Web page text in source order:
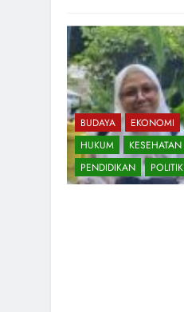
BUDAYA EKONOMI
HUKUM
KESEHATAN
PENDIDIKAN
POLITIK